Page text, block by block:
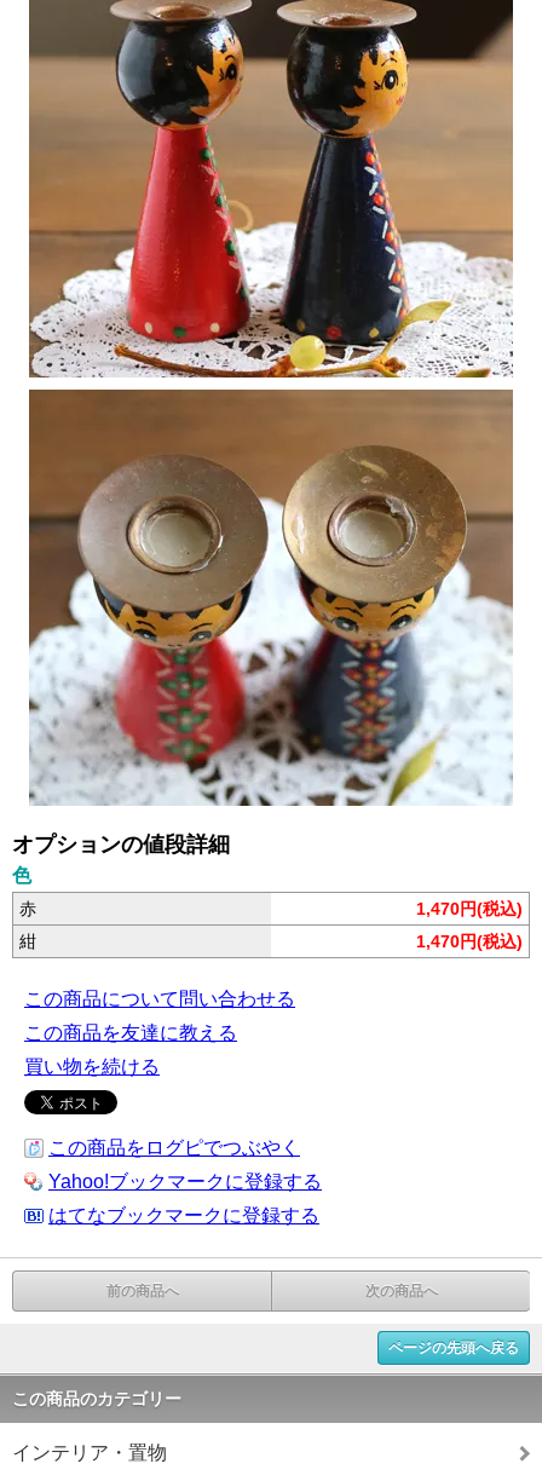
オプションの値段詳細
色
赤
1,470円(税込)
紺
1,470円(税込)
この商品について問い合わせる
この商品を友達に教える
買い物を続ける
この商品をログピでつぶやく
Yahoo!ブックマークに登録する
はてなブックマークに登録する
前の商品へ 次の商品へ
ページの先頭へ戻る
この商品のカテゴリー
インテリア・置物